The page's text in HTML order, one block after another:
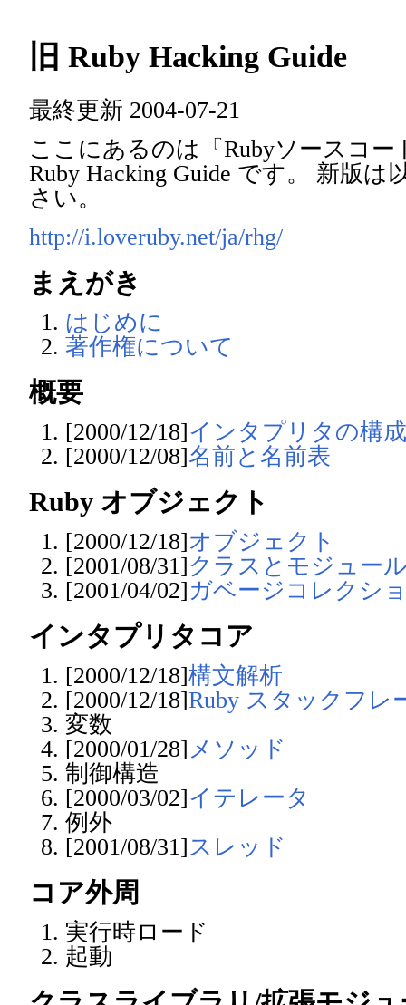
旧 Ruby Hacking Guide
最終更新 2004-07-21
ここにあるのは『Rubyソースコー
Ruby Hacking Guide です。 新版は
さい。
http://i.loveruby.net/ja/rhg/
まえがき
はじめに
著作権について
概要
[2000/12/18]インタプリタの構成
[2000/12/08]名前と名前表
Ruby オブジェクト
[2000/12/18]オブジェクト
[2001/08/31]クラスとモジュー
[2001/04/02]ガベージコレクシ
インタプリタコア
[2000/12/18]構文解析
[2000/12/18]Ruby スタックフレ
変数
[2000/01/28]メソッド
制御構造
[2000/03/02]イテレータ
例外
[2001/08/31]スレッド
コア外周
実行時ロード
起動